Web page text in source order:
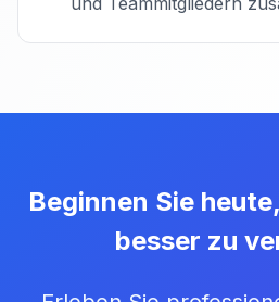
Beginnen Sie
besser zu